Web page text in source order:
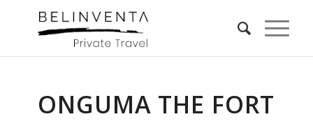
ONGUMA THE FORT